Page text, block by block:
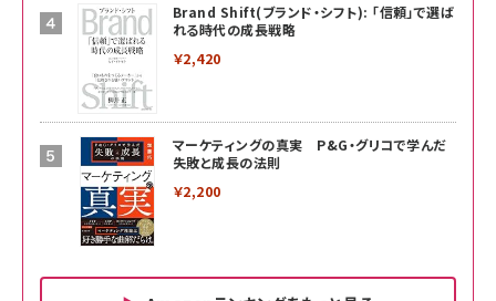
Brand Shift(ブランド・シフト): 「信頼」で選ば
れる時代の成長戦略
￥2,420
マーケティングの真実 P&G・グリコで学んだ
失敗と成長の法則
￥2,200